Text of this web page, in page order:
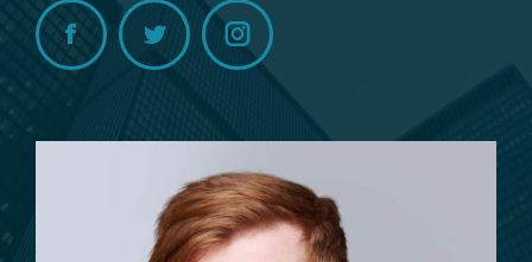
FacebookTwitterInstagram